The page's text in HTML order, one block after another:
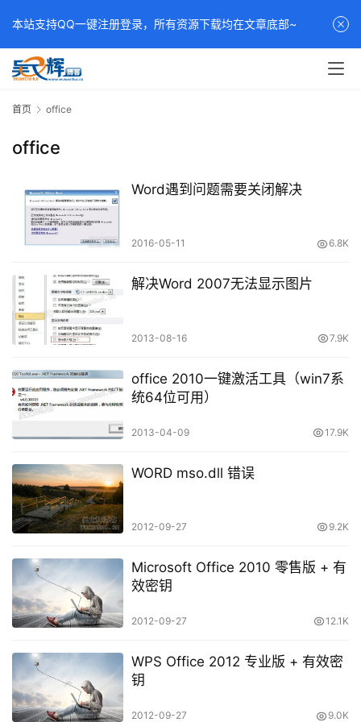
首页 office
office
Word遇到问题需要关闭解决
2016-05-11 6.8K
解决Word 2007无法显示图片
2013-08-16 7.9K
office 2010一键激活工具（win7系
统64位可用）
2013-04-09 17.9K
WORD mso.dll 错误
2012-09-27 9.2K
Microsoft Office 2010 零售版 + 有
效密钥
2012-09-27 12.1K
WPS Office 2012 专业版 + 有效密
钥
2012-09-27 9.0K
本站支持QQ一键注册登录，所有资源下载均在文章底部~